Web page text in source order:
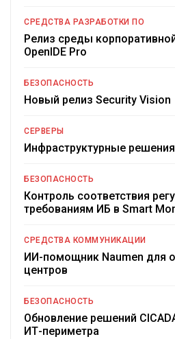
СРЕДСТВА РАЗРАБОТКИ ПО
Релиз среды
OpenIDE Pro
БЕЗОПАСНОСТЬ
Новый релиз Security Vision
СЕРВЕРЫ
Инфраструктурные
БЕЗОПАСНОСТЬ
Контроль соответствия
требованиям ИБ в Smart
СРЕДСТВА КОММУНИКАЦИИ
ИИ-помощник Naumen для
центров
БЕЗОПАСНОСТЬ
Обновление решений
ИТ-периметра